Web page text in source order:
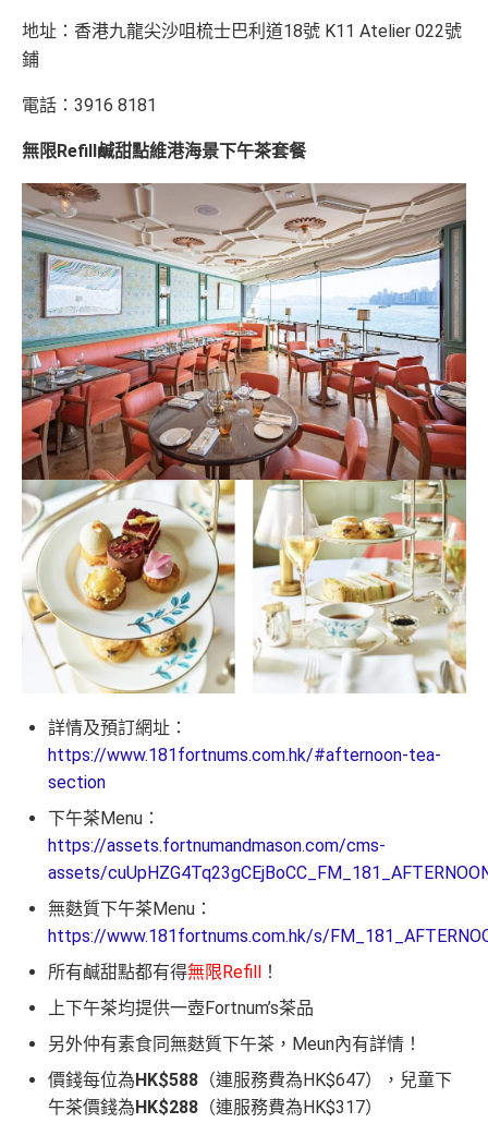
地址：香港九龍尖沙咀梳士巴利道18號 K11 Atelier 022號
鋪
電話：3916 8181
無限Refill鹹甜點維港海景下午茶套餐
詳情及預訂網址：
https://www.181fortnums.com.hk/#afternoon-tea-
section
下午茶Menu：
https://assets.fortnumandmason.com/cms-
assets/
無麩質下午茶Menu：
https://www.181fortnums.com.hk/s/
所有鹹甜點都有得無限Refill ！
上下午茶均提供一壺Fortnum’s茶品
另外仲有素食同無麩質下午茶，Meun內有詳情！
價錢每位為HK$588 （連服務費為HK$647），兒童下
午茶價錢為HK$288 （連服務費為HK$317）